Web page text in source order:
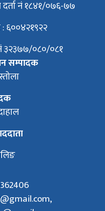
नं १८४१/०७६-७७
६००४२१९२२
नं ३२३७७/०८०/०८१
सम्पादक
,